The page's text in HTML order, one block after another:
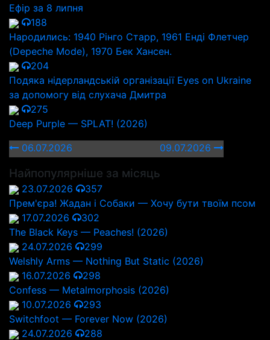
Ефір за 8 липня
188
Народились: 1940 Рінго Старр, 1961 Енді Флетчер
(Depeche Mode), 1970 Бек Хансен.
204
Подяка нідерландській організації Eyes on Ukraine
за допомогу від слухача Дмитра
275
Deep Purple — SPLAT! (2026)
06.07.2026
09.07.2026
Найпопулярніше за місяць
23.07.2026
357
Прем'єра! Жадан і Собаки — Хочу бути твоїм псом
17.07.2026
302
The Black Keys — Peaches! (2026)
24.07.2026
299
Welshly Arms — Nothing But Static (2026)
16.07.2026
298
Confess — Metalmorphosis (2026)
10.07.2026
293
Switchfoot — Forever Now (2026)
24.07.2026
288